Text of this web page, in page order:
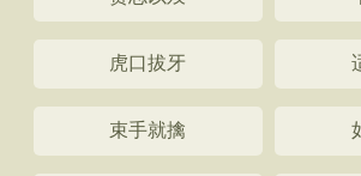
虎口拔牙
束手就擒